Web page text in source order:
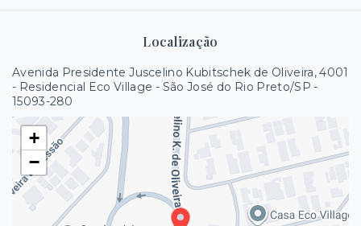
Localização
Avenida Presidente Juscelino Kubitschek de Oliveira, 4001
- Residencial Eco Village - São José do Rio Preto/SP -
15093-280
+
−